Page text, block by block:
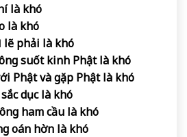
là khó
là khó
lẽ phải là khó
suốt kinh Phật là khó
Phật và gặp Phật là khó
dục là khó
ham cầu là khó
oán hờn là khó